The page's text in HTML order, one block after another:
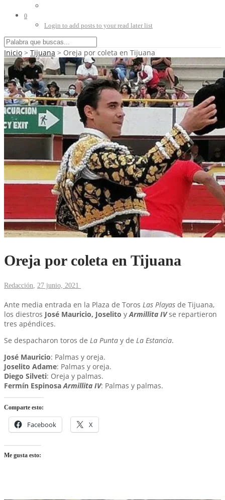
0
Login to add posts to your read later list
Inicio > Tijuana > Oreja por coleta en Tijuana
Oreja por coleta en Tijuana
Redacción, 27 junio, 2021
Ante media entrada en la Plaza de Toros Las Playas de Tijuana,
los diestros José Mauricio, Joselito yArmillita IVse repartieron
tres apéndices.
Se despacharon toros de La Punta y de La Estancia.
José Mauricio: Palmas y oreja.
Joselito Adame: Palmas y oreja.
Diego Silveti: Oreja y palmas.
Fermín EspinosaArmillita IV: Palmas y palmas.
Comparte esto:
Facebook X
Me gusta esto: